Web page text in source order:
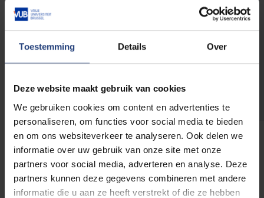
Toestemming Details Over
Deze website maakt gebruik van cookies
We gebruiken cookies om content en advertenties te
personaliseren, om functies voor social media te bieden
en om ons websiteverkeer te analyseren. Ook delen we
informatie over uw gebruik van onze site met onze
partners voor social media, adverteren en analyse. Deze
partners kunnen deze gegevens combineren met andere
informatie die u aan ze heeft verstrekt of die ze hebben
De volledige URL van de pagina waar je de fout zag.